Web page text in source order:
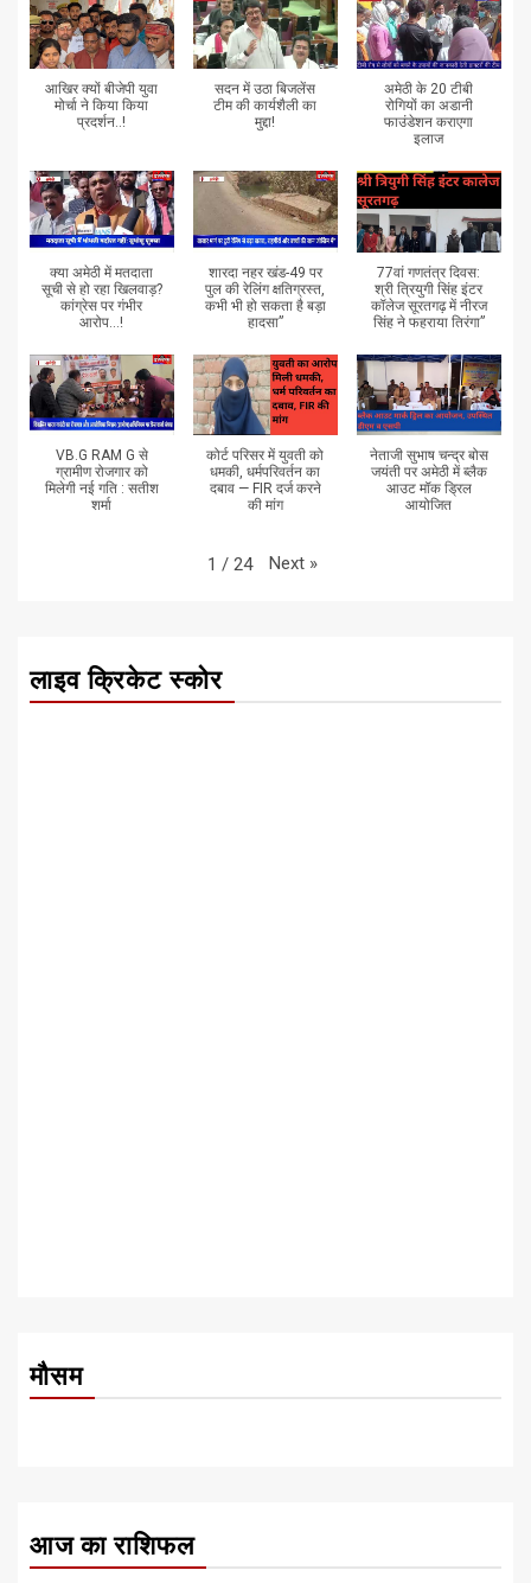
आखिर क्यों बीजेपी युवा
मोर्चा ने किया किया
प्रदर्शन..!
सदन में उठा बिजलेंस
टीम की कार्यशैली का
मुद्दा!
अमेठी के 20 टीबी
रोगियों का अडानी
फाउंडेशन कराएगा
इलाज
क्या अमेठी में मतदाता
सूची से हो रहा खिलवाड़?
कांग्रेस पर गंभीर
आरोप...!
शारदा नहर खंड-49 पर
पुल की रेलिंग क्षतिग्रस्त,
कभी भी हो सकता है बड़ा
हादसा”
77वां गणतंत्र दिवस:
श्री त्रियुगी सिंह इंटर
कॉलेज सूरतगढ़ में नीरज
सिंह ने फहराया तिरंगा”
VB.G RAM G से
ग्रामीण रोजगार को
मिलेगी नई गति : सतीश
शर्मा
कोर्ट परिसर में युवती को
धमकी, धर्मपरिवर्तन का
दबाव — FIR दर्ज करने
की मांग
नेताजी सुभाष चन्द्र बोस
जयंती पर अमेठी में ब्लैक
आउट मॉक ड्रिल
आयोजित
1 / 24 Next »
लाइव क्रिकेट स्कोर
मौसम
आज का राशिफल